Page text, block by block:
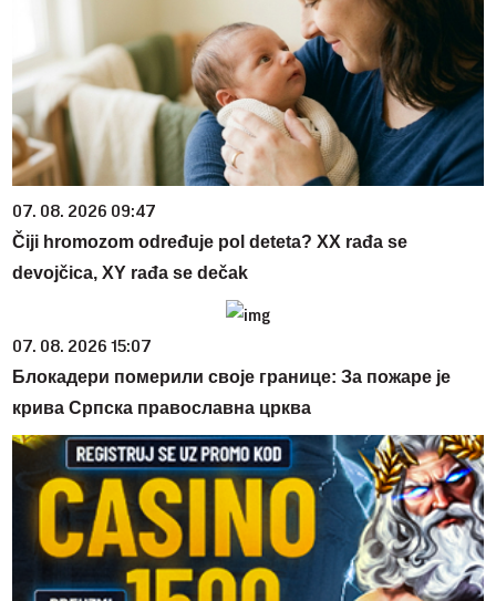
07. 08. 2026 09:47
Čiji hromozom određuje pol deteta? XX rađa se
devojčica, XY rađa se dečak
07. 08. 2026 15:07
Блокадери померили своје границе: За пожаре је
крива Српска православна црква